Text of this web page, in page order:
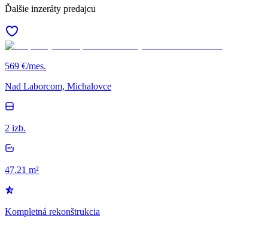
Ďalšie inzeráty predajcu
569 €/mes.
Nad Laborcom, Michalovce
2 izb.
47.21 m²
Kompletná rekonštrukcia